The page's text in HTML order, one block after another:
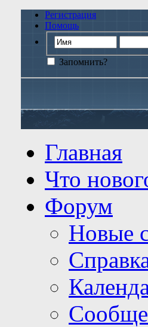
Регистрация
Помощь
Запомнить?
Главная
Что
Форум
Новые